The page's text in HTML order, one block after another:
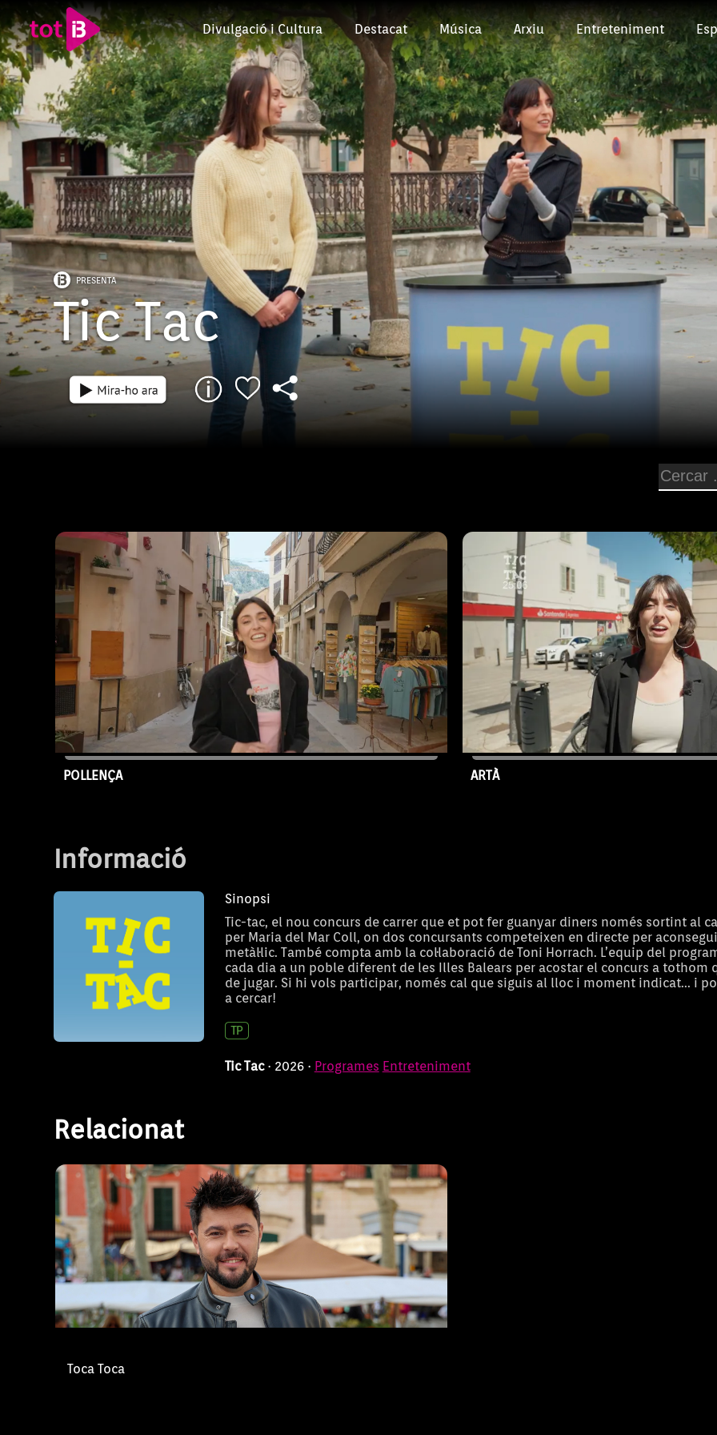
Divulgació i Cultura Destacat Música Arxiu Entreteniment
PRESENTA
Tic Tac
POLLENÇA
Episodi: 123
33 min
ARTÀ
Episodi: 122
Tic-tac, el nou concurs de carrer
diners només sortint al carrer.
Informació
Sinopsi
Tic-tac, el nou concurs de carrer que et pot fer guanyar diners només sortint al
per Maria del Mar Coll, on dos concursants competeixen en directe per
metàl·lic. També compta amb la col·laboració de Toni Horrach. L’equip del
cada dia a un poble diferent de les Illes Balears per acostar el concurs a tothom
de jugar. Si hi vols participar, només cal que siguis al lloc i moment indicat... i
a cercar!
Tic Tac · 2026 · Programes Entreteniment
Relacionat
Toca Toca
Toca Toca
d’entreteniment de proximitat, àgil i familiar. El
programa suposa la tornada de Raül Valls